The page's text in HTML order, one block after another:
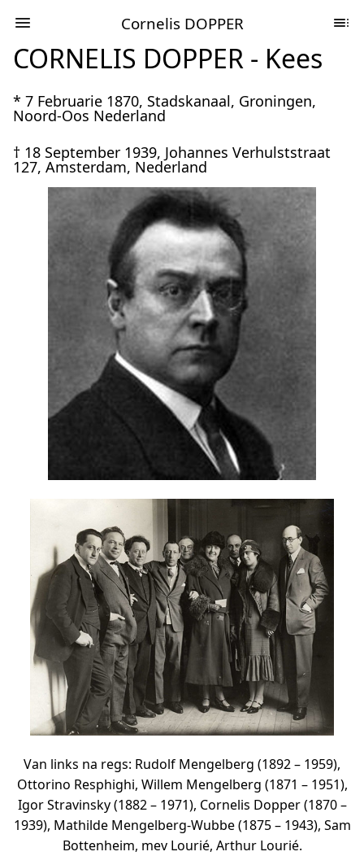
Cornelis DOPPER
CORNELIS DOPPER - Kees
* 7 Februarie 1870, Stadskanaal, Groningen,
Noord-Oos Nederland
† 18 September 1939, Johannes Verhulststraat
127, Amsterdam, Nederland
Van links na regs: Rudolf Mengelberg (1892 – 1959),
Ottorino Resphighi, Willem Mengelberg (1871 – 1951),
Igor Stravinsky (1882 – 1971), Cornelis Dopper (1870 –
1939), Mathilde Mengelberg-Wubbe (1875 – 1943), Sam
Bottenheim, mev Lourié, Arthur Lourié.